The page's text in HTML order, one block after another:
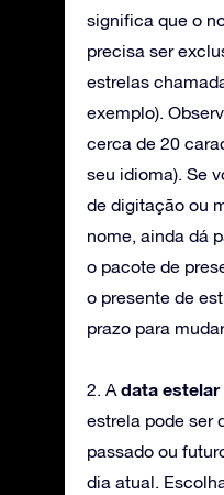
significa que o
precisa ser
estrelas
exemplo).
cerca de 20
seu idioma). Se
de digitação ou
nome, ainda dá
o pacote de
o presente de
prazo para
2. A data estelar
estrela pode ser
passado ou
dia atual.